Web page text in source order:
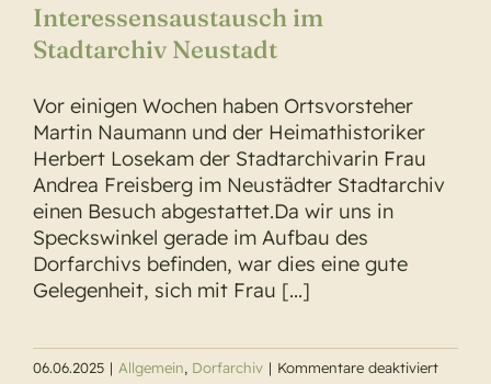
Interessensaustausch im
Stadtarchiv Neustadt
Vor einigen Wochen haben Ortsvorsteher
Martin Naumann und der Heimathistoriker
Herbert Losekam der Stadtarchivarin Frau
Andrea Freisberg im Neustädter Stadtarchiv
einen Besuch abgestattet.Da wir uns in
Speckswinkel gerade im Aufbau des
Dorfarchivs befinden, war dies eine gute
Gelegenheit, sich mit Frau [...]
06.06.2025 | Allgemein, Dorfarchiv | Kommentare deaktiviertfür